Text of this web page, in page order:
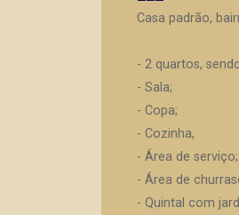
Casa padrão,
- 2 quartos,
- Sala;
- Copa;
- Cozinha,
- Área de serviço;
- Área de
- Quintal com